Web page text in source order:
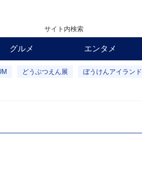
サイト内検索
グルメ エンタメ
どうぶつえん展 ぼうけんアイランド